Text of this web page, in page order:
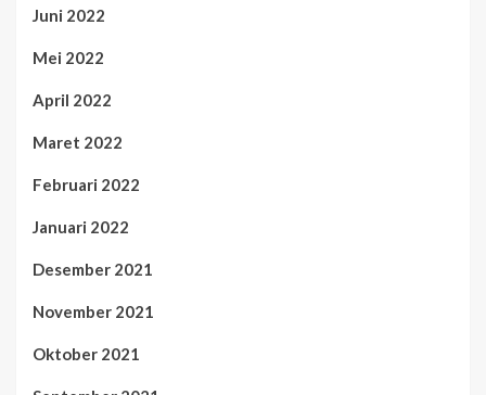
Juni 2022
Mei 2022
April 2022
Maret 2022
Februari 2022
Januari 2022
Desember 2021
November 2021
Oktober 2021